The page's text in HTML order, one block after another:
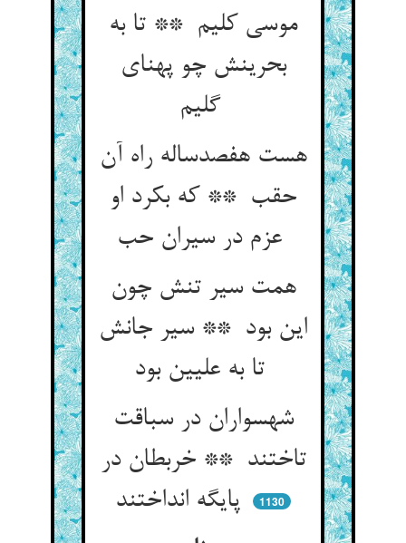
موسی کلیم ** تا به
بحرینش چو پهنای
گلیم
هست هفصدساله راه آن
حقب ** که بکرد او
همت سیر تنش چون
این بود ** سیر جانش
شهسواران در سباقت
تاختند ** خربطان در
1130